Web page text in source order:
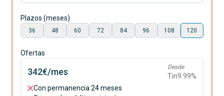
Plazos (meses)
36 48 60 72 84 96 108 120
Ofertas
342€/mes Desde
Tin9.99%
Con permanencia 24 meses